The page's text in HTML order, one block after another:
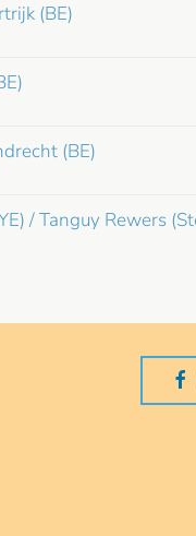
(BE)
(BE)
/ Tanguy Rewers